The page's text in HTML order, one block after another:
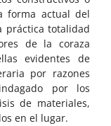
forma actual del
práctica totalidad
de la coraza
evidentes de
por razones
por los
de materiales,
en el lugar.